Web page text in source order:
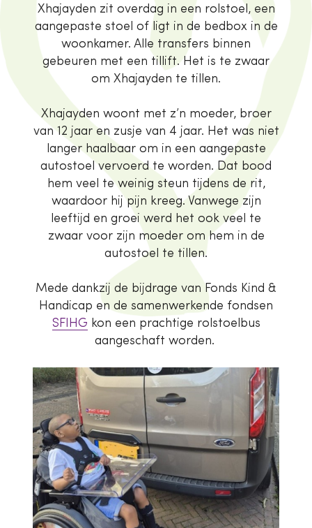
Xhajayden zit overdag in een rolstoel, een
aangepaste stoel of ligt in de bedbox in de
woonkamer. Alle transfers binnen
gebeuren met een tillift. Het is te zwaar
om Xhajayden te tillen.
Xhajayden woont met z’n moeder, broer
van 12 jaar en zusje van 4 jaar. Het was niet
langer haalbaar om in een aangepaste
autostoel vervoerd te worden. Dat bood
hem veel te weinig steun tijdens de rit,
waardoor hij pijn kreeg. Vanwege zijn
leeftijd en groei werd het ook veel te
zwaar voor zijn moeder om hem in de
autostoel te tillen.
Mede dankzij de bijdrage van Fonds Kind &
Handicap en de samenwerkende fondsen
SFIHG kon een prachtige rolstoelbus
aangeschaft worden.